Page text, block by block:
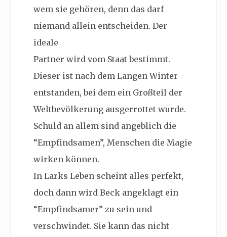
wem sie gehören, denn das darf
niemand allein entscheiden. Der
ideale
Partner wird vom Staat bestimmt.
Dieser ist nach dem Langen Winter
entstanden, bei dem ein Großteil der
Weltbevölkerung ausgerrottet wurde.
Schuld an allem sind angeblich die
“Empfindsamen”, Menschen die Magie
wirken können.
In Larks Leben scheint alles perfekt,
doch dann wird Beck angeklagt ein
“Empfindsamer” zu sein und
verschwindet. Sie kann das nicht